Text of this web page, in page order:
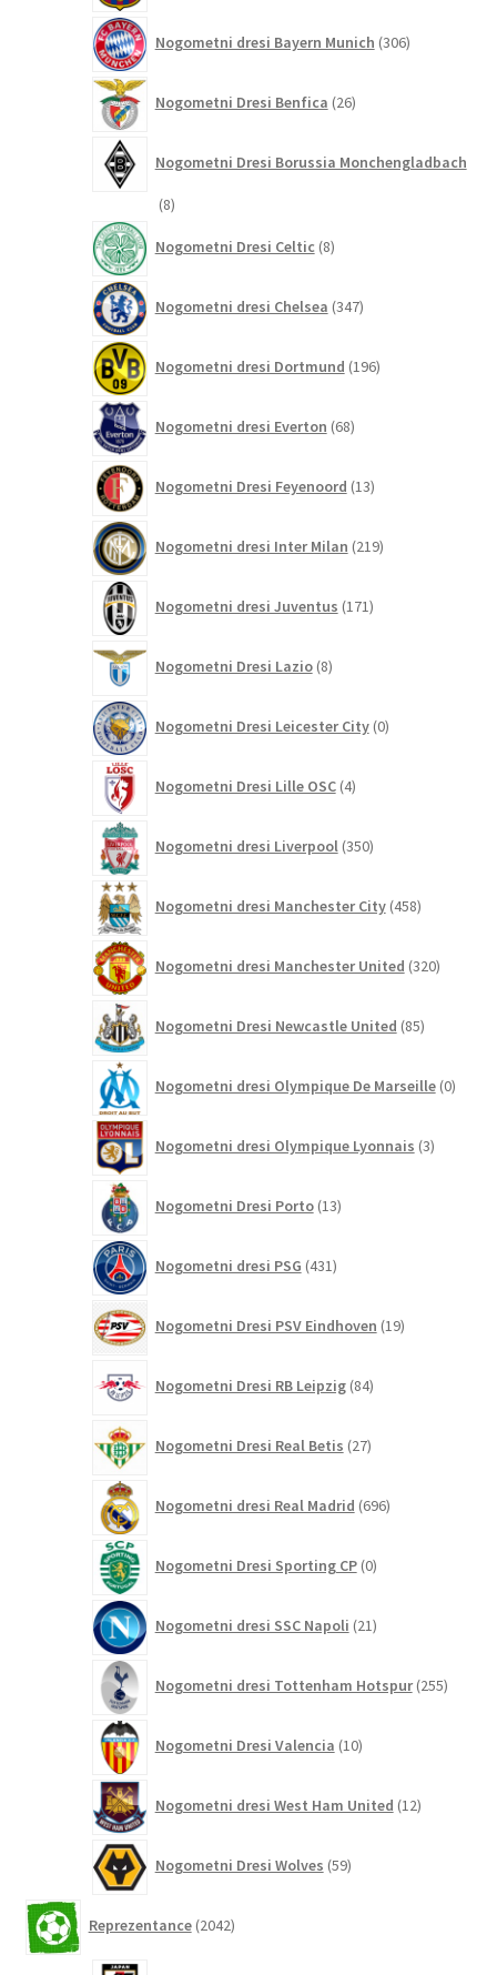
Nogometni dresi Bayern Munich 306izdelkov
Nogometni Dresi Benfica 26izdelkov
Nogometni Dresi Borussia Monchengladbach
88
Nogometni Dresi Celtic 8izdelkov
Nogometni dresi Chelsea 347izdelkov
Nogometni dresi Dortmund 196izdelkov
Nogometni dresi Everton 68izdelkov
Nogometni Dresi Feyenoord 13izdelkov
Nogometni dresi Inter Milan 219izdelkov
Nogometni dresi Juventus 171izdelkov
Nogometni Dresi Lazio 8izdelkov
Nogometni Dresi Leicester City 0izdelkov
Nogometni Dresi Lille OSC 4izdelki
Nogometni dresi Liverpool 350izdelkov
Nogometni dresi Manchester City 458izdelkov
Nogometni dresi Manchester United 320izdelkov
Nogometni Dresi Newcastle United 85izdelkov
Nogometni dresi Olympique De Marseille 0
Nogometni dresi Olympique Lyonnais 3izdelki
Nogometni Dresi Porto 13izdelkov
Nogometni dresi PSG 431izdelkov
Nogometni Dresi PSV Eindhoven 19izdelkov
Nogometni Dresi RB Leipzig 84izdelkov
Nogometni Dresi Real Betis 27izdelkov
Nogometni dresi Real Madrid 696izdelkov
Nogometni Dresi Sporting CP 0izdelkov
Nogometni dresi SSC Napoli 21izdelkov
Nogometni dresi Tottenham Hotspur 255
Nogometni Dresi Valencia 10izdelkov
Nogometni dresi West Ham United 12izdelkov
Nogometni Dresi Wolves 59izdelkov
Reprezentance 2042izdelkov